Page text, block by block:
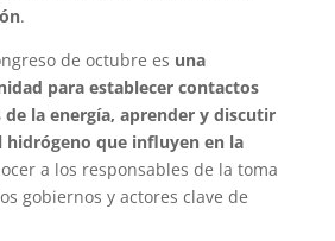
.
de octubre es una
para establecer contactos
la energía, aprender y discutir
hidrógeno que influyen en la
a los responsables de la toma
gobiernos y actores clave de